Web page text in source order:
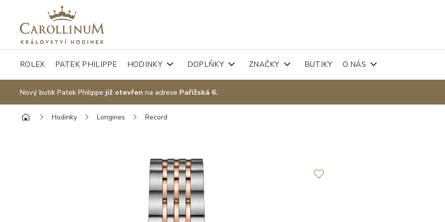
ROLEX PATEK PHILIPPE HODINKY DOPLŇKY ZNAČKY BUTIKY O NÁS
Nový butik Patek Philippe již otevřen na adrese Pařížská 6.
Hodinky Longines Record